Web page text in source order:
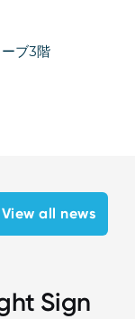
ブ3階
View all news
Sign